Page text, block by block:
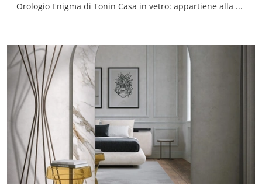
Orologio Enigma di Tonin Casa in vetro: appartiene alla ricca offerta di Complementi moderni del noto e conosciuto brand, sempre di grande valore.